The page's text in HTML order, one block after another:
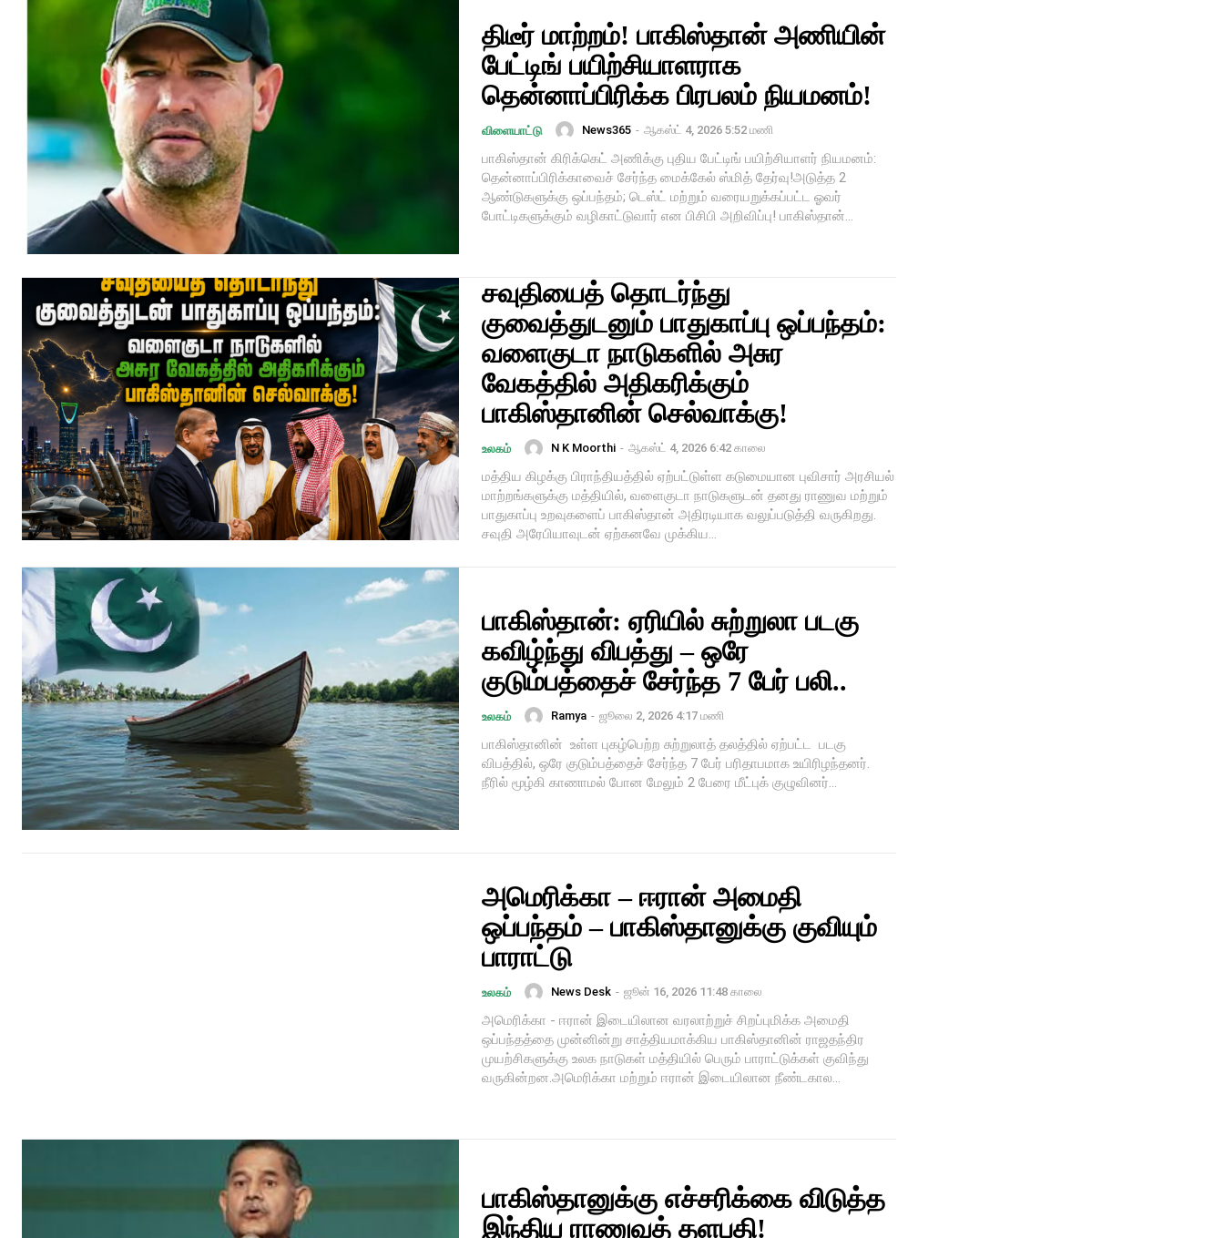
திடீர் மாற்றம்! பாகிஸ்தான் அணியின்
பேட்டிங் பயிற்சியாளராக
தென்னாப்பிரிக்க பிரபலம் நியமனம்!
விளையாட்டு News365 - ஆகஸ்ட் 4, 2026 5:52 மணி
பாகிஸ்தான் கிரிக்கெட் அணிக்கு புதிய பேட்டிங் பயிற்சியாளர் நியமனம்:
தென்னாப்பிரிக்காவைச் சேர்ந்த மைக்கேல் ஸ்மித் தேர்வு!அடுத்த 2
ஆண்டுகளுக்கு ஒப்பந்தம்; டெஸ்ட் மற்றும் வரையறுக்கப்பட்ட ஓவர்
போட்டிகளுக்கும் வழிகாட்டுவார் என பிசிபி அறிவிப்பு! பாகிஸ்தான்...
சவுதியைத் தொடர்ந்து
குவைத்துடனும் பாதுகாப்பு ஒப்பந்தம்:
வளைகுடா நாடுகளில் அசுர
வேகத்தில் அதிகரிக்கும்
பாகிஸ்தானின் செல்வாக்கு!
உலகம் N K Moorthi - ஆகஸ்ட் 4, 2026 6:42 காலை
மத்திய கிழக்கு பிராந்தியத்தில் ஏற்பட்டுள்ள கடுமையான புவிசார் அரசியல்
மாற்றங்களுக்கு மத்தியில், வளைகுடா நாடுகளுடன் தனது ராணுவ மற்றும்
பாதுகாப்பு உறவுகளைப் பாகிஸ்தான் அதிரடியாக வலுப்படுத்தி வருகிறது.
சவுதி அரேபியாவுடன் ஏற்கனவே முக்கிய...
பாகிஸ்தான்: ஏரியில் சுற்றுலா படகு
கவிழ்ந்து விபத்து – ஒரே
குடும்பத்தைச் சேர்ந்த 7 பேர் பலி..
உலகம் Ramya - ஜூலை 2, 2026 4:17 மணி
பாகிஸ்தானின் உள்ள புகழ்பெற்ற சுற்றுலாத் தலத்தில் ஏற்பட்ட படகு
விபத்தில், ஒரே குடும்பத்தைச் சேர்ந்த 7 பேர் பரிதாபமாக உயிரிழந்தனர்.
நீரில் மூழ்கி காணாமல் போன மேலும் 2 பேரை மீட்புக் குழுவினர்...
அமெரிக்கா – ஈரான் அமைதி
ஒப்பந்தம் – பாகிஸ்தானுக்கு குவியும்
பாராட்டு
உலகம் News Desk - ஜூன் 16, 2026 11:48 காலை
அமெரிக்கா - ஈரான் இடையிலான வரலாற்றுச் சிறப்புமிக்க அமைதி
ஒப்பந்தத்தை முன்னின்று சாத்தியமாக்கிய பாகிஸ்தானின் ராஜதந்திர
முயற்சிகளுக்கு உலக நாடுகள் மத்தியில் பெரும் பாராட்டுக்கள் குவிந்து
வருகின்றன.அமெரிக்கா மற்றும் ஈரான் இடையிலான நீண்டகால...
பாகிஸ்தானுக்கு எச்சரிக்கை விடுத்த
இந்திய ராணுவத் தளபதி!